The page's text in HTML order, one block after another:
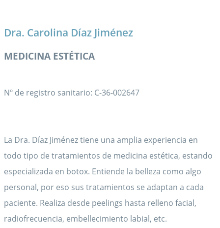
Dra. Carolina Díaz Jiménez
MEDICINA ESTÉTICA
Nº de registro sanitario: C-36-002647
La Dra. Díaz Jiménez tiene una amplia experiencia en
todo tipo de tratamientos de medicina estética, estando
especializada en botox. Entiende la belleza como algo
personal, por eso sus tratamientos se adaptan a cada
paciente. Realiza desde peelings hasta relleno facial,
radiofrecuencia, embellecimiento labial, etc.